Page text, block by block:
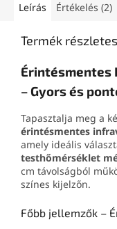
Leírás Értékelés (2)
Termék
Érintésmentes
– Gyors és
Tapasztalja meg a
érintésmentes
amely ideális
testhőmérséklet
cm távolságból
színes kijelzőn.
Főbb jellemzők –